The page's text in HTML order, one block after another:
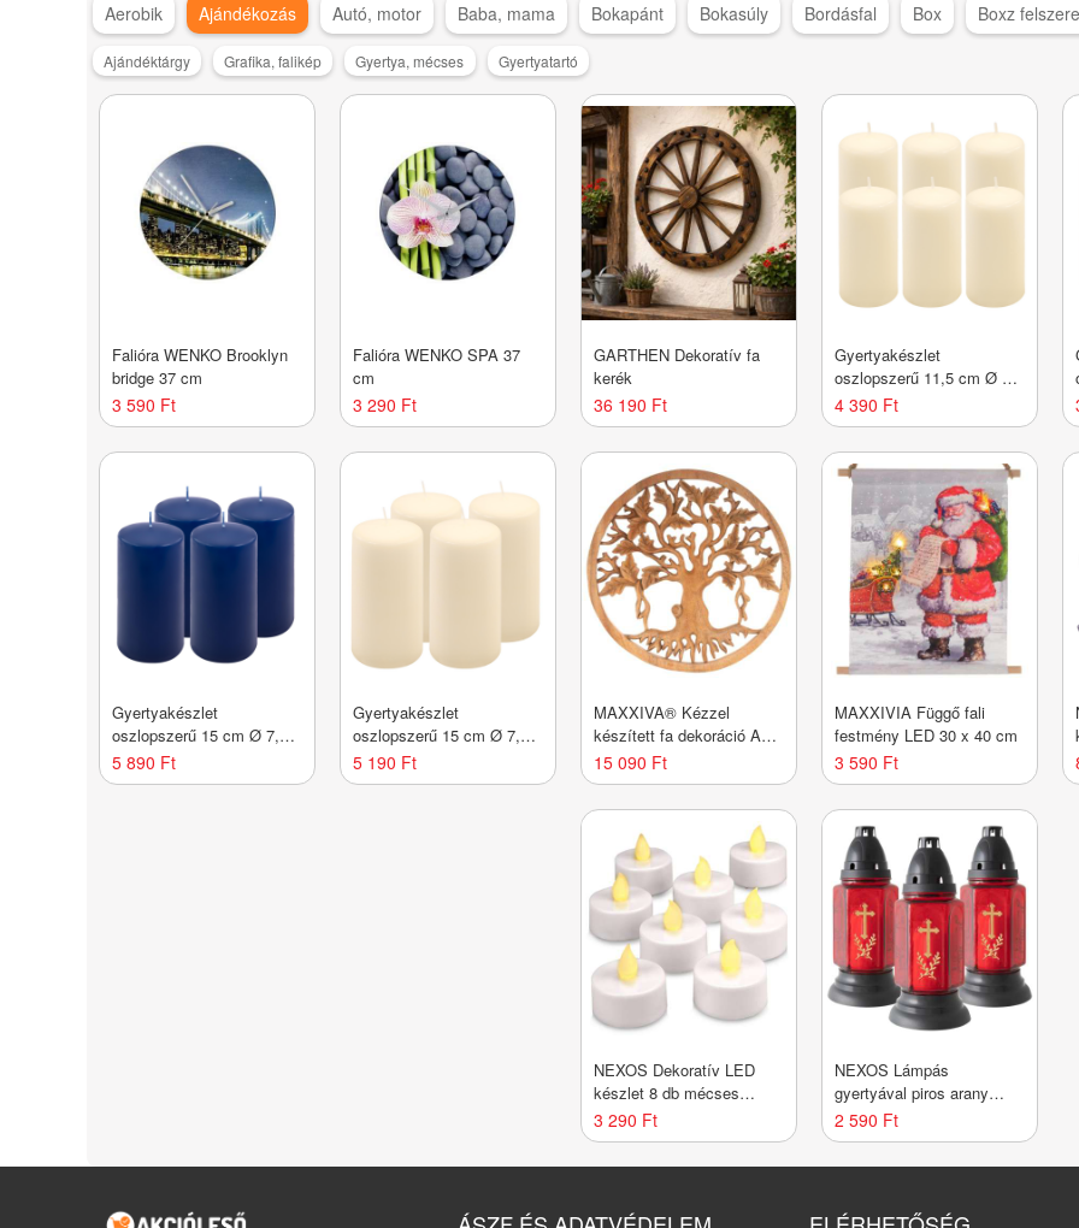
Aerobik Ajándékozás Autó, motor Baba, mama Bokapánt Bokasúly Bordásfal Box Boxz
Ajándéktárgy Grafika, falikép Gyertya, mécses Gyertyatartó
Falióra WENKO Brooklyn
bridge 37 cm
3 590 Ft
Falióra WENKO SPA 37
cm
3 290 Ft
GARTHEN Dekoratív fa
kerék
36 190 Ft
Gyertyakészlet
oszlopszerű 11,5 cm Ø 6
cm 6 db
4 390 Ft
Gyertyakészlet
oszlopszerű 15 cm Ø 7,5
cm 4 db kék
5 890 Ft
Gyertyakészlet
oszlopszerű 15 cm Ø 7,5
cm 4 db krémszínű
5 190 Ft
MAXXIVA® Kézzel
készített fa dekoráció Az
élet fája 30 cm
15 090 Ft
MAXXIVIA Függő fali
festmény LED 30 x 40 cm
3 590 Ft
NEXOS Dekoratív LED
készlet 8 db mécses
meleg fehér
3 290 Ft
NEXOS Lámpás
gyertyával piros arany
kereszt 22 cm 3 db
2 590 Ft